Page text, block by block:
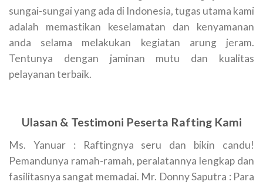
sungai-sungai yang ada di Indonesia, tugas utama kami
adalah memastikan keselamatan dan kenyamanan
anda selama melakukan kegiatan arung jeram.
Tentunya dengan jaminan mutu dan kualitas
pelayanan terbaik.
Ulasan & Testimoni Peserta Rafting Kami
Ms. Yanuar : Raftingnya seru dan bikin candu!
Pemandunya ramah-ramah, peralatannya lengkap dan
fasilitasnya sangat memadai. Mr. Donny Saputra : Para